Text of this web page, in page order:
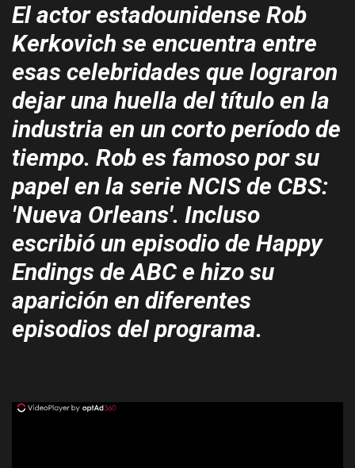
El actor estadounidense Rob
Kerkovich se encuentra entre
esas celebridades que lograron
dejar una huella del título en la
industria en un corto período de
tiempo. Rob es famoso por su
papel en la serie NCIS de CBS:
'Nueva Orleans'. Incluso
escribió un episodio de Happy
Endings de ABC e hizo su
aparición en diferentes
episodios del programa.